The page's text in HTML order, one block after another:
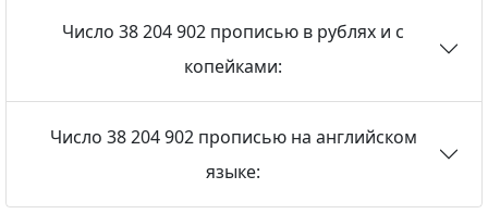
Число 38 204 902 прописью в рублях и с
копейками:
Число 38 204 902 прописью на английском
языке: